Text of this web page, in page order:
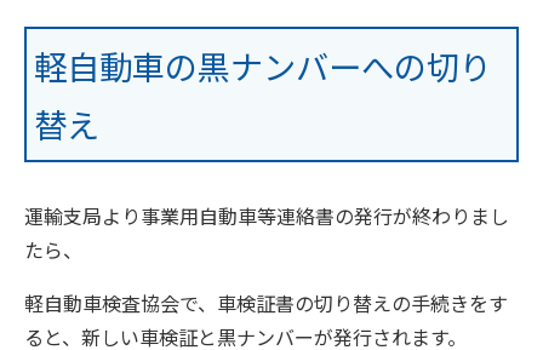
軽自動車の黒ナンバーへの切り
替え
運輸支局より事業用自動車等連絡書の発行が終わりまし
たら、
軽自動車検査協会で、車検証書の切り替えの手続きをす
ると、新しい車検証と黒ナンバーが発行されます。